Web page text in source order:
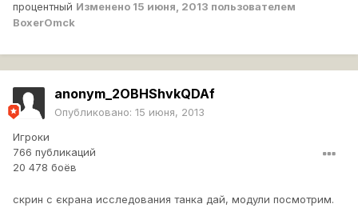
процентный Изменено 15 июня, 2013 пользователем
BoxerOmck
anonym_2OBHShvkQDAf
Опубликовано: 15 июня, 2013
Игроки
766 публикаций
20 478 боёв
скрин с єкрана исследования танка дай, модули посмотрим.